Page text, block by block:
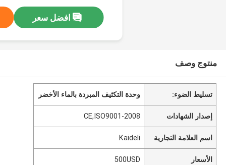
افضل سعر
منتوج وصف
تسليط الضوء: وحدة التكثيف المبردة بالماء الأخضر
إصدار الشهادات CE,ISO9001-2008
اسم العلامة التجارية Kaideli
الأسعار 500USD